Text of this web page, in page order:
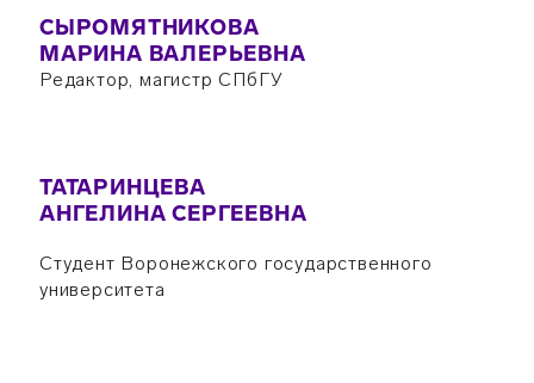
СЫРОМЯТНИКОВА
МАРИНА ВАЛЕРЬЕВНА
Редактор, магистр СПбГУ
ТАТАРИНЦЕВА
АНГЕЛИНА СЕРГЕЕВНА
Студент Воронежского государственного
университета